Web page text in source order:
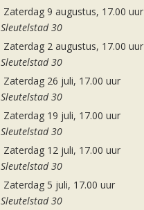
Zaterdag 9 augustus, 17.00 uur
Sleutelstad 30
Zaterdag 2 augustus, 17.00 uur
Sleutelstad 30
Zaterdag 26 juli, 17.00 uur
Sleutelstad 30
Zaterdag 19 juli, 17.00 uur
Sleutelstad 30
Zaterdag 12 juli, 17.00 uur
Sleutelstad 30
Zaterdag 5 juli, 17.00 uur
Sleutelstad 30